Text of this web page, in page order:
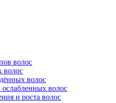
волос
волос
волос
волос
и роста волос